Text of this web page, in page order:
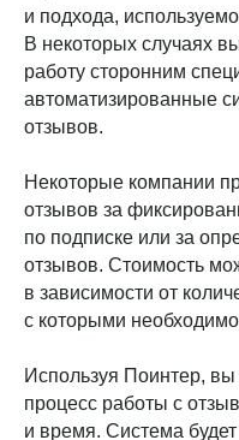
и подхода,
В некоторых случаях
работу сторонним
автоматизированные
отзывов.
Некоторые компании
отзывов за
по подписке или за
отзывов. Стоимость
в зависимости от
с которыми необходимо
Используя Поинтер,
процесс работы с
и время. Система